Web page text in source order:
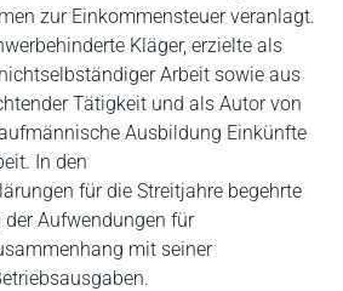
zur Einkommensteuer veranlagt.
Kläger, erzielte als
Arbeit sowie aus
Tätigkeit und als Autor von
Ausbildung Einkünfte
In den
für die Streitjahre begehrte
Aufwendungen für
mit seiner